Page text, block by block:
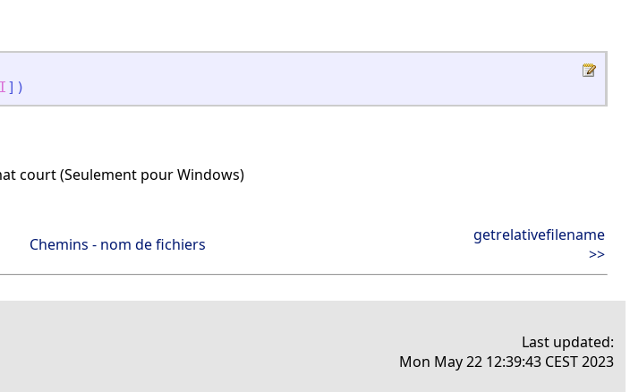
] )
court (Seulement pour Windows)
Chemins - nom de fichiers
getrelativefilename
>>
Last updated:
Mon May 22 12:39:43 CEST 2023